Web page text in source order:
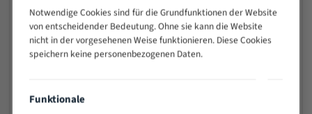
80 - 180
3/4
130 -
350
2/3
200 -
Notwendige Cookies sind für die Grundfunktionen der Website
von entscheidender Bedeutung. Ohne sie kann die Website
nicht in der vorgesehenen Weise funktionieren. Diese Cookies
speichern keine personenbezogenen Daten.
Funktionale